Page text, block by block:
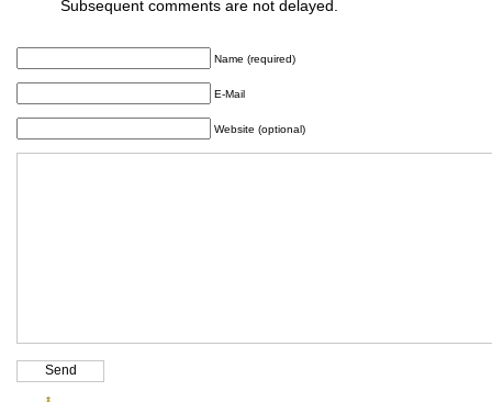
Subsequent comments are not delayed.
Name (required)
E-Mail
Website (optional)